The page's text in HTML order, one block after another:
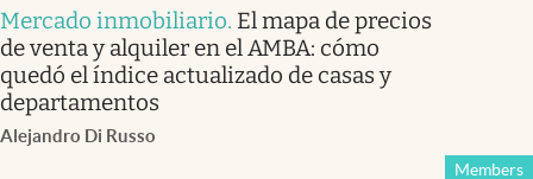
Mercado inmobiliario. El mapa de precios
de venta y alquiler en el AMBA: cómo
quedó el índice actualizado de casas y
departamentos
Alejandro Di Russo
Members